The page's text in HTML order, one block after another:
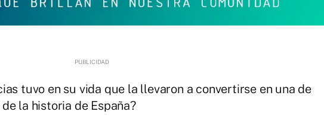
tuvo en su vida que la llevaron a convertirse en una de
la historia de España?